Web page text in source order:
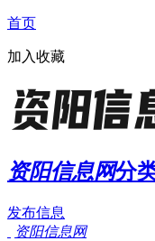
首页
加入收藏
资阳信息网分
发布信息
资阳信息网